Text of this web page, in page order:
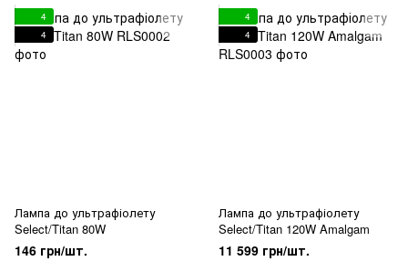
4
4
Лампа до ультрафіолету
Select/Titan 80W
146 грн/шт.
4
4
Лампа до ультрафіолету
Select/Titan 120W Amalgam
11 599 грн/шт.